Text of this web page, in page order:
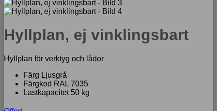
Hyllplan, ej vinklingsbart
Hyllplan för verktyg och lådor
Färg Ljusgrå
Färgkod RAL 7035
Lastkapacitet 50 kg